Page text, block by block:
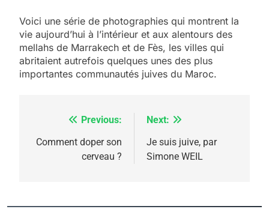
Voici une série de photographies qui montrent la
vie aujourd’hui à l’intérieur et aux alentours des
mellahs de Marrakech et de Fès, les villes qui
abritaient autrefois quelques unes des plus
importantes communautés juives du Maroc.
Navigation
de
Previous:
Comment doper son
cerveau ?
Next:
Je suis juive, par
Simone WEIL